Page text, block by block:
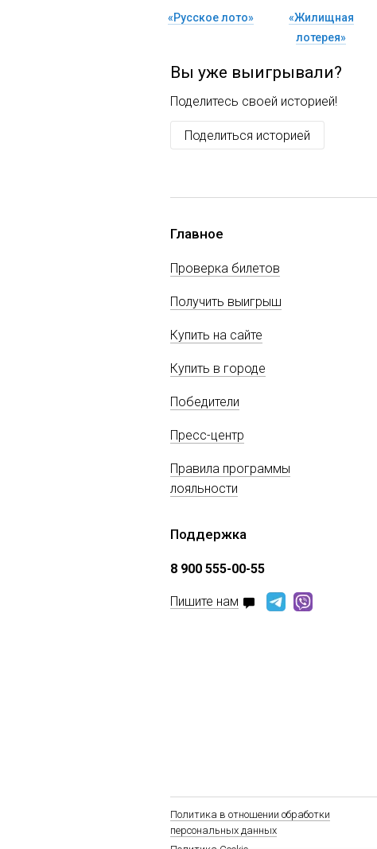
«Русское лото»
«Жилищная
лотерея»
Вы уже выигрывали?
Поделитесь своей историей!
Поделиться историей
Главное
Проверка билетов
Получить выигрыш
Купить на сайте
Купить в городе
Победители
Пресс-центр
Правила программы
лояльности
Поддержка
8 900 555-00-55
Пишите нам
Политика в отношении обработки
персональных данных